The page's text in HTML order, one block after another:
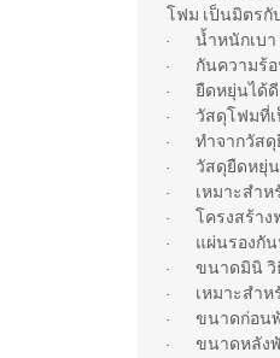
โฟม เป็นมิตรกั
· น้ำหนักเบา
· กันความร้อ
· ยืดหยุ่นได้ดี
· วัสดุโฟมที่เ
· ทำจากวัสดุ
· วัสดุยืดหยุ่น
· เหมาะสำหรั
· โครงสร้าง
· แผ่นรองกันน้
· ขนาดมินิ วิธี
· เหมาะสำหรั
· ขนาดก่อนพั
· ขนาดหลังพั